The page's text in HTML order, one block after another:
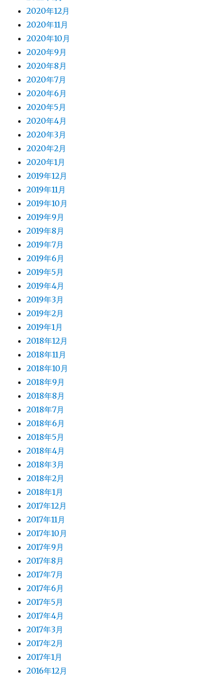
2020年12月
2020年11月
2020年10月
2020年9月
2020年8月
2020年7月
2020年6月
2020年5月
2020年4月
2020年3月
2020年2月
2020年1月
2019年12月
2019年11月
2019年10月
2019年9月
2019年8月
2019年7月
2019年6月
2019年5月
2019年4月
2019年3月
2019年2月
2019年1月
2018年12月
2018年11月
2018年10月
2018年9月
2018年8月
2018年7月
2018年6月
2018年5月
2018年4月
2018年3月
2018年2月
2018年1月
2017年12月
2017年11月
2017年10月
2017年9月
2017年8月
2017年7月
2017年6月
2017年5月
2017年4月
2017年3月
2017年2月
2017年1月
2016年12月